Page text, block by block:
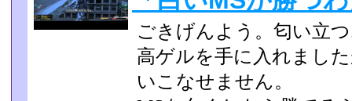
ごきげんよう。匂い立
高ゲルを手に入れまし
いこなせません。